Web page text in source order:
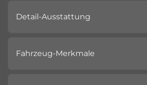
Detail-Ausstattung
Fahrzeug-Merkmale